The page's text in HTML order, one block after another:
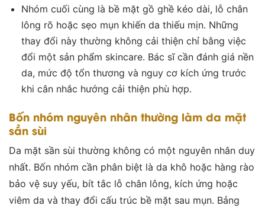
Nhóm cuối cùng là bề mặt gồ ghề kéo dài, lỗ chân
lông rõ hoặc sẹo mụn khiến da thiếu mịn. Những
thay đổi này thường không cải thiện chỉ bằng việc
đổi một sản phẩm skincare. Bác sĩ cần đánh giá nền
da, mức độ tổn thương và nguy cơ kích ứng trước
khi cân nhắc hướng cải thiện phù hợp.
Bốn nhóm nguyên nhân thường làm da mặt
sần sùi
Da mặt sần sùi thường không có một nguyên nhân duy
nhất. Bốn nhóm cần phân biệt là da khô hoặc hàng rào
bảo vệ suy yếu, bít tắc lỗ chân lông, kích ứng hoặc
viêm da và thay đổi cấu trúc bề mặt sau mụn. Bảng